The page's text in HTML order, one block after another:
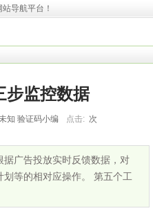
导航平台！
用户反馈问题网站，本站将第一时间清
步监控数据
知 验证码小编 点击: 次
广告投放实时反馈数据，对
等的相对应操作。 第五个工